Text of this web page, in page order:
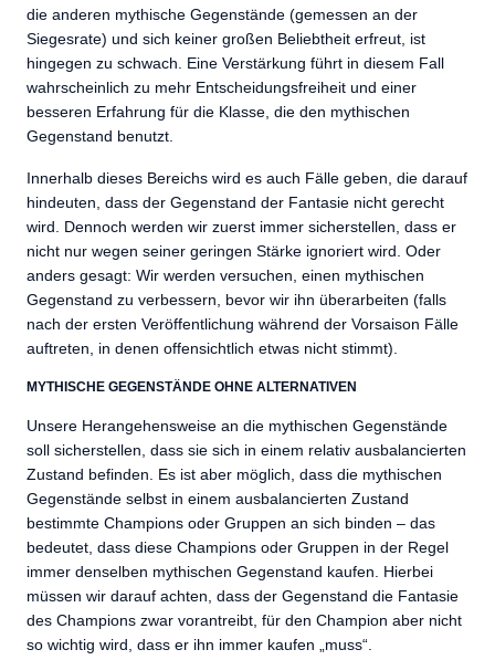
die anderen mythische Gegenstände (gemessen an der
Siegesrate) und sich keiner großen Beliebtheit erfreut, ist
hingegen zu schwach. Eine Verstärkung führt in diesem Fall
wahrscheinlich zu mehr Entscheidungsfreiheit und einer
besseren Erfahrung für die Klasse, die den mythischen
Gegenstand benutzt.
Innerhalb dieses Bereichs wird es auch Fälle geben, die darauf
hindeuten, dass der Gegenstand der Fantasie nicht gerecht
wird. Dennoch werden wir zuerst immer sicherstellen, dass er
nicht nur wegen seiner geringen Stärke ignoriert wird. Oder
anders gesagt: Wir werden versuchen, einen mythischen
Gegenstand zu verbessern, bevor wir ihn überarbeiten (falls
nach der ersten Veröffentlichung während der Vorsaison Fälle
auftreten, in denen offensichtlich etwas nicht stimmt).
MYTHISCHE GEGENSTÄNDE OHNE ALTERNATIVEN
Unsere Herangehensweise an die mythischen Gegenstände
soll sicherstellen, dass sie sich in einem relativ ausbalancierten
Zustand befinden. Es ist aber möglich, dass die mythischen
Gegenstände selbst in einem ausbalancierten Zustand
bestimmte Champions oder Gruppen an sich binden – das
bedeutet, dass diese Champions oder Gruppen in der Regel
immer denselben mythischen Gegenstand kaufen. Hierbei
müssen wir darauf achten, dass der Gegenstand die Fantasie
des Champions zwar vorantreibt, für den Champion aber nicht
so wichtig wird, dass er ihn immer kaufen „muss“.